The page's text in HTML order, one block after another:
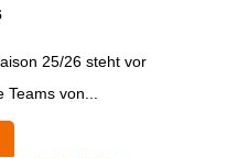
25/26 steht vor
von...